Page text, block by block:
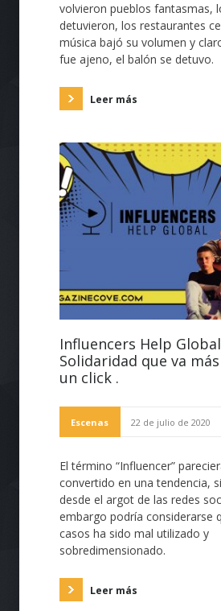
volvieron pueblos fantasmas,
detuvieron, los restaurantes
música bajó su volumen y
fue ajeno, el balón se detuvo.
Leer más
Influencers Help
Solidaridad que va
un click .
Escenas 22 de julio de 2020
El término “Influencer”
convertido en una tendencia,
desde el argot de las redes
embargo podría considerarse
casos ha sido mal utilizado y
sobredimensionado.
Leer más